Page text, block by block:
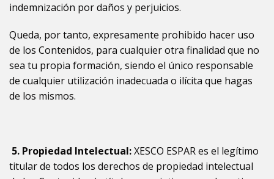
indemnización por daños y perjuicios.
Queda, por tanto, expresamente prohibido hacer uso
de los Contenidos, para cualquier otra finalidad que no
sea tu propia formación, siendo el único responsable
de cualquier utilización inadecuada o ilícita que hagas
de los mismos.
5. Propiedad Intelectual:XESCO ESPAR es el legítimo
titular de todos los derechos de propiedad intelectual